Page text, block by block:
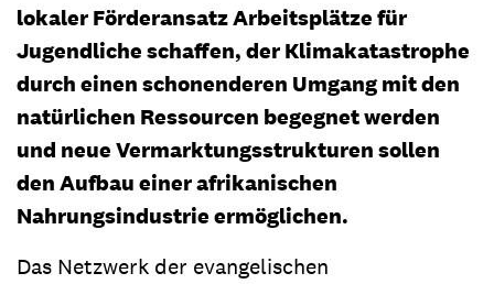
lokaler Förderansatz Arbeitsplätze für
Jugendliche schaffen, der Klimakatastrophe
durch einen schonenderen Umgang mit den
natürlichen Ressourcen begegnet werden
und neue Vermarktungsstrukturen sollen
den Aufbau einer afrikanischen
Nahrungsindustrie ermöglichen.
Das Netzwerk der evangelischen